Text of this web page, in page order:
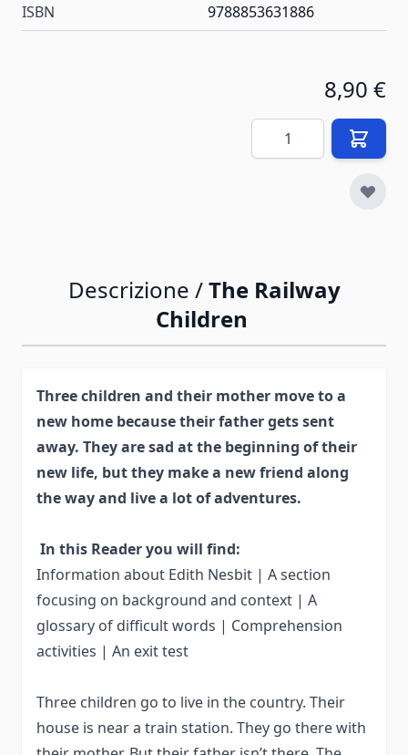
ISBN 9788853631886
8,90 €
Quantità
Descrizione /The Railway
Children
Three children and their mother move to a
new home because their father gets sent
away. They are sad at the beginning of their
new life, but they make a new friend along
the way and live a lot of adventures.
In this Reader you will find:
Information about Edith Nesbit | A section
focusing on background and context | A
glossary of difficult words | Comprehension
activities | An exit test
Three children go to live in the country. Their
house is near a train station. They go there with